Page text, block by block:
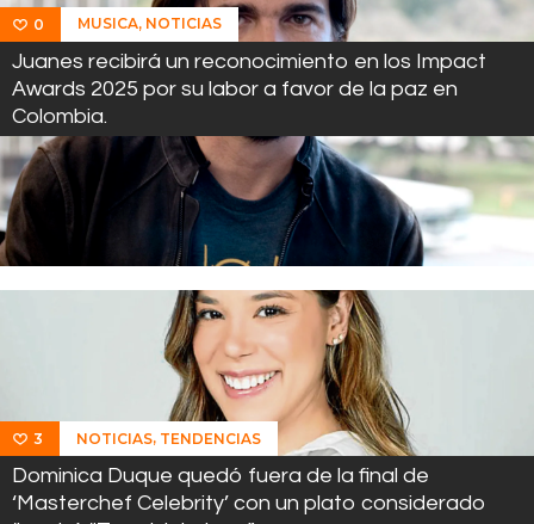
0 MUSICA, NOTICIAS
Juanes recibirá un reconocimiento en los Impact
Awards 2025 por su labor a favor de la paz en
Colombia.
3 NOTICIAS, TENDENCIAS
Dominica Duque quedó fuera de la final de
‘Masterchef Celebrity’ con un plato considerado